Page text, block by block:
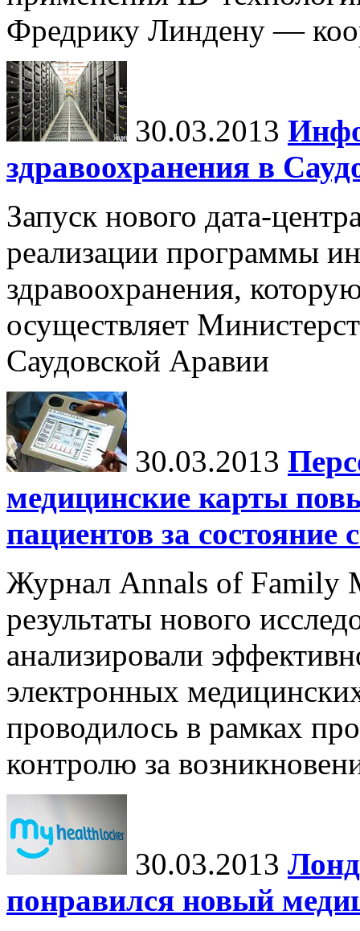
Фредрику Линдену —
30.03.2013
здравоохранения в
Запуск нового дата-
реализации программы
здравоохранения,
осуществляет
Саудовской Аравии
30.03.2013
медицинские карты
пациентов за состояние
Журнал Annals of Family
результаты нового
анализировали
электронных
проводилось в рамках
контролю за
30.03.2013
понравился новый